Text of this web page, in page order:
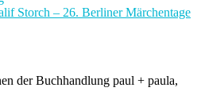
Storch – 26. Berliner Märchentage
der Buchhandlung paul + paula,